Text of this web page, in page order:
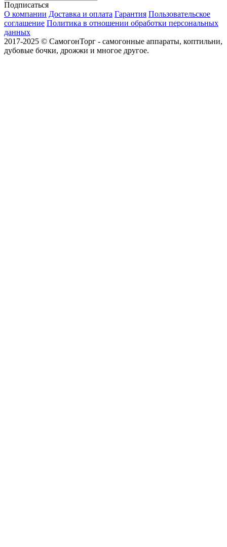
Подписаться
О компании Доставка и оплата Гарантия Пользовательское
соглашение Политика в отношении обработки персональных
данных
2017-2025 © СамогонТорг - самогонные аппараты, коптильни,
дубовые бочки, дрожжи и многое другое.